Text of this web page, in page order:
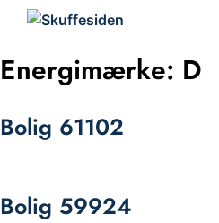
Energimærke: D
Bolig 61102
Bolig 59924